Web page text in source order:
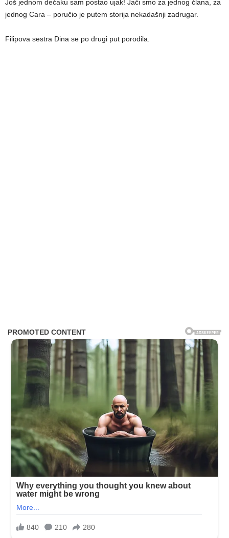
Još jednom dečaku sam postao ujak! Jači smo za jednog člana, za
jednog Cara – poručio je putem storija nekadašnji zadrugar.
Filipova sestra Dina se po drugi put porodila.